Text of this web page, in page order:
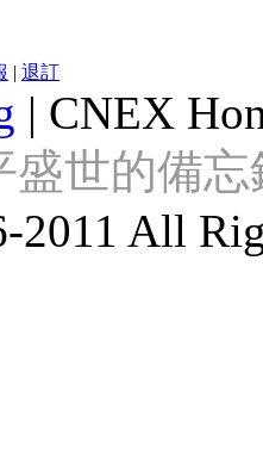
| 退訂
| CNEX
世的備忘
All